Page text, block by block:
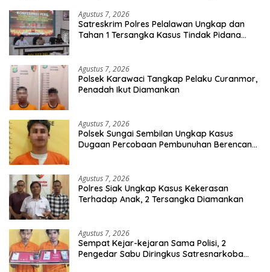
Agustus 7, 2026
Satreskrim Polres Pelalawan Ungkap dan
Tahan 1 Tersangka Kasus Tindak Pidana
Agustus 7, 2026
Polsek Karawaci Tangkap Pelaku Curanmor,
Penadah Ikut Diamankan
Agustus 7, 2026
Polsek Sungai Sembilan Ungkap Kasus
Dugaan Percobaan Pembunuhan Berencana,
Agustus 7, 2026
Polres Siak Ungkap Kasus Kekerasan
Terhadap Anak, 2 Tersangka Diamankan
Agustus 7, 2026
Sempat Kejar-kejaran Sama Polisi, 2
Pengedar Sabu Diringkus Satresnarkoba